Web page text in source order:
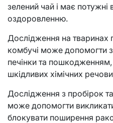
зелений чай і має
оздоровленню.
Дослідження на
комбучі може допомогти
печінки та
шкідливих хімічних
Дослідження з пробірок
може допомогти
блокувати поширення